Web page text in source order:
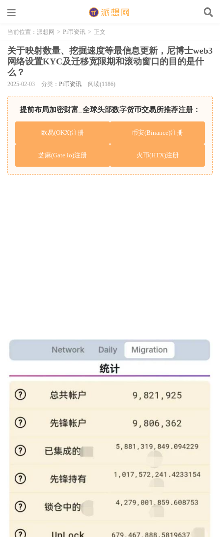
当前位置： 派想网 > Pi币资讯 > 正文
​关于映射数量、挖掘速度等最信息更新，尼博士web3
网络设置KYC及迁移宽限期和滚动窗口的目的是什
么？
2025-02-03 分类： Pi币资讯 阅读(1186)
提前布局加密财富_全球头部数字货币交易所推荐注册：
欧易(OKX)注册 币安(Binance)注册
芝麻(Gate.io)注册 火币(HTX)注册